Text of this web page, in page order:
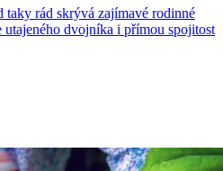
taky rád skrývá zajímavé rodinné
dvojníka i přímou spojitost